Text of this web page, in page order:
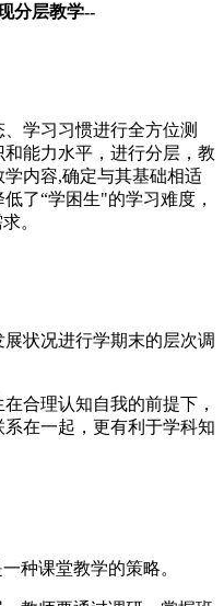
分层教学--
学习习惯进行全方位测
能力水平，进行分层，教
内容,确定与其基础相适
了“学困生"的学习难度，
。
状况进行学期末的层次调
合理认知自我的前提下，
在一起，更有利于学科知
种课堂教学的策略。